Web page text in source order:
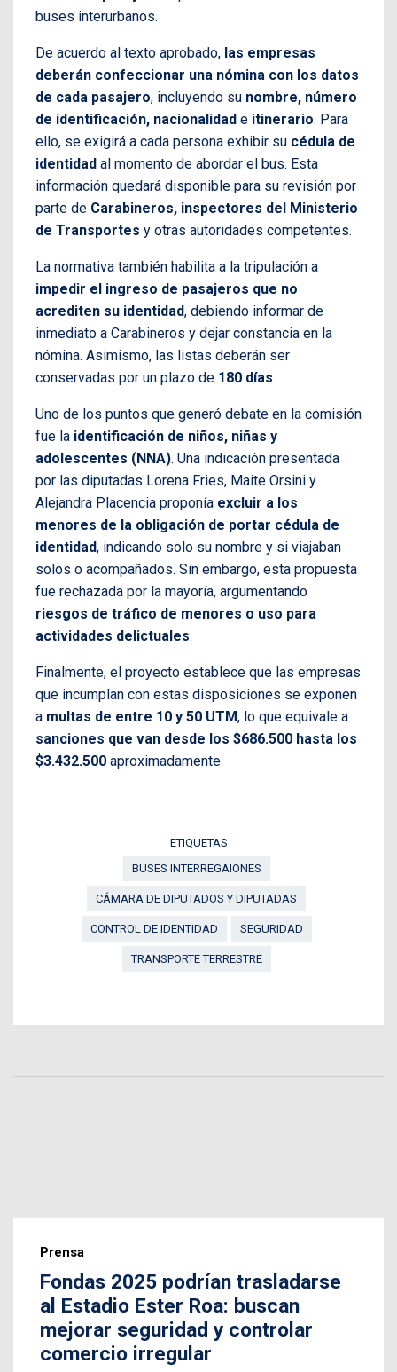
buses interurbanos.
De acuerdo al texto aprobado, las empresas
deberán confeccionar una nómina con los datos
de cada pasajero, incluyendo su nombre, número
de identificación, nacionalidad e itinerario. Para
ello, se exigirá a cada persona exhibir su cédula de
identidad al momento de abordar el bus. Esta
información quedará disponible para su revisión por
parte de Carabineros, inspectores del Ministerio
de Transportes y otras autoridades competentes.
La normativa también habilita a la tripulación a
impedir el ingreso de pasajeros que no
acrediten su identidad, debiendo informar de
inmediato a Carabineros y dejar constancia en la
nómina. Asimismo, las listas deberán ser
conservadas por un plazo de 180 días.
Uno de los puntos que generó debate en la comisión
fue la identificación de niños, niñas y
adolescentes (NNA). Una indicación presentada
por las diputadas Lorena Fries, Maite Orsini y
Alejandra Placencia proponía excluir a los
menores de la obligación de portar cédula de
identidad, indicando solo su nombre y si viajaban
solos o acompañados. Sin embargo, esta propuesta
fue rechazada por la mayoría, argumentando
riesgos de tráfico de menores o uso para
actividades delictuales.
Finalmente, el proyecto establece que las empresas
que incumplan con estas disposiciones se exponen
a multas de entre 10 y 50 UTM, lo que equivale a
sanciones que van desde los $686.500 hasta los
$3.432.500 aproximadamente.
ETIQUETAS
BUSES INTERREGAIONES
CÁMARA DE DIPUTADOS Y DIPUTADAS
CONTROL DE IDENTIDAD SEGURIDAD
TRANSPORTE TERRESTRE
Prensa
Fondas 2025 podrían trasladarse
al Estadio Ester Roa: buscan
mejorar seguridad y controlar
comercio irregular